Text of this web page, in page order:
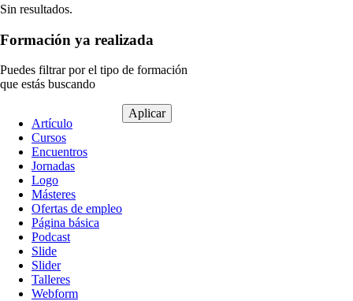
Sin resultados.
Formación ya realizada
Puedes filtrar por el tipo de formación
que estás buscando
contenido
Artículo
Cursos
Encuentros
Jornadas
Logo
Másteres
Ofertas de empleo
Página básica
Podcast
Slide
Slider
Talleres
Webform